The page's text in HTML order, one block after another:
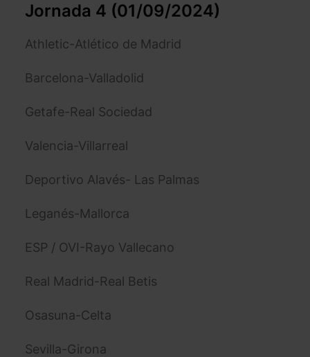
Jornada 4 (01/09/2024)
Athletic-Atlético de Madrid
Barcelona-Valladolid
Getafe-Real Sociedad
Valencia-Villarreal
Deportivo Alavés- Las Palmas
Leganés-Mallorca
ESP / OVI-Rayo Vallecano
Real Madrid-Real Betis
Osasuna-Celta
Sevilla-Girona